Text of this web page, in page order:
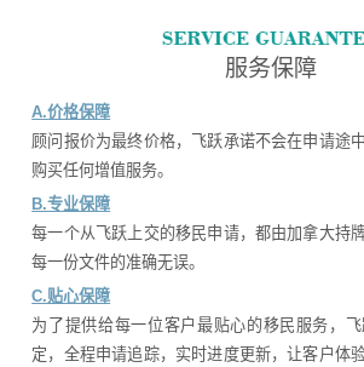
服务保障
A.价格保障
顾问报价为最终价格，飞跃承诺不会在申请途
购买任何增值服务。
B.专业保障
每一个从飞跃上交的移民申请，都由加拿大持
每一份文件的准确无误。
C.贴心保障
为了提供给每一位客户最贴心的移民服务，
定，全程申请追踪，实时进度更新，让客户体